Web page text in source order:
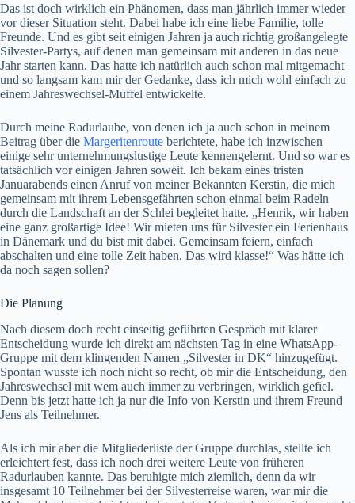
Das ist doch wirklich ein Phänomen, dass man jährlich immer wieder
vor dieser Situation steht. Dabei habe ich eine liebe Familie, tolle
Freunde. Und es gibt seit einigen Jahren ja auch richtig großangelegte
Silvester-Partys, auf denen man gemeinsam mit anderen in das neue
Jahr starten kann. Das hatte ich natürlich auch schon mal mitgemacht
und so langsam kam mir der Gedanke, dass ich mich wohl einfach zu
einem Jahreswechsel-Muffel entwickelte.
Durch meine Radurlaube, von denen ich ja auch schon in meinem
Beitrag über die Margeritenroute berichtete, habe ich inzwischen
einige sehr unternehmungslustige Leute kennengelernt. Und so war es
tatsächlich vor einigen Jahren soweit. Ich bekam eines tristen
Januarabends einen Anruf von meiner Bekannten Kerstin, die mich
gemeinsam mit ihrem Lebensgefährten schon einmal beim Radeln
durch die Landschaft an der Schlei begleitet hatte. „Henrik, wir haben
eine ganz großartige Idee! Wir mieten uns für Silvester ein Ferienhaus
in Dänemark und du bist mit dabei. Gemeinsam feiern, einfach
abschalten und eine tolle Zeit haben. Das wird klasse!“ Was hätte ich
da noch sagen sollen?
Die Planung
Nach diesem doch recht einseitig geführten Gespräch mit klarer
Entscheidung wurde ich direkt am nächsten Tag in eine WhatsApp-
Gruppe mit dem klingenden Namen „Silvester in DK“ hinzugefügt.
Spontan wusste ich noch nicht so recht, ob mir die Entscheidung, den
Jahreswechsel mit wem auch immer zu verbringen, wirklich gefiel.
Denn bis jetzt hatte ich ja nur die Info von Kerstin und ihrem Freund
Jens als Teilnehmer.
Als ich mir aber die Mitgliederliste der Gruppe durchlas, stellte ich
erleichtert fest, dass ich noch drei weitere Leute von früheren
Radurlauben kannte. Das beruhigte mich ziemlich, denn da wir
insgesamt 10 Teilnehmer bei der Silvesterreise waren, war mir die